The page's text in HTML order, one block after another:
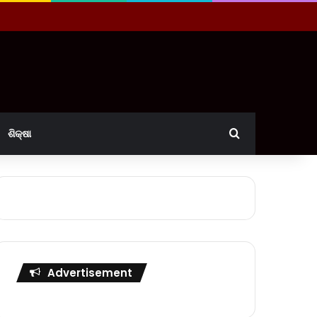
ଶିକ୍ଷା Search for
Advertisement